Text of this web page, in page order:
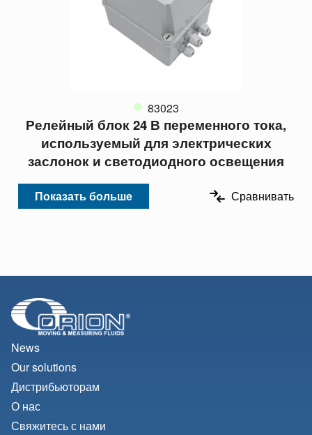
83023
Релейный блок 24 В переменного тока,
используемый для электрических
заслонок и светодиодного освещения
Показать больше Сравнивать
News
Our solutions
Дистрибьюторам
О нас
Свяжитесь с нами